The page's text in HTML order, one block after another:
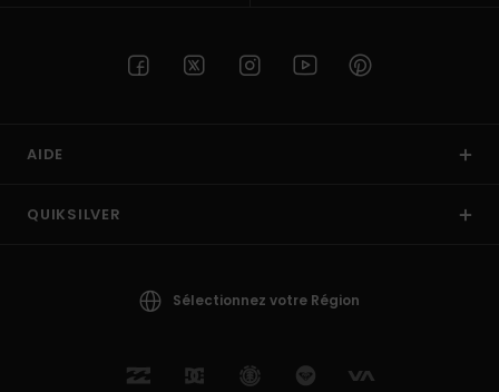
AIDE
QUIKSILVER
Sélectionnez votre Région